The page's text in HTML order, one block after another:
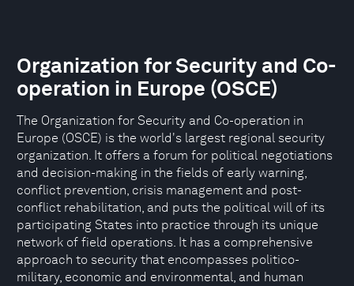
Organization for Security and Co-
operation in Europe (OSCE)
The Organization for Security and Co-operation in
Europe (OSCE) is the world's largest regional security
organization. It offers a forum for political negotiations
and decision-making in the fields of early warning,
conflict prevention, crisis management and post-
conflict rehabilitation, and puts the political will of its
participating States into practice through its unique
network of field operations. It has a comprehensive
approach to security that encompasses politico-
military, economic and environmental, and human